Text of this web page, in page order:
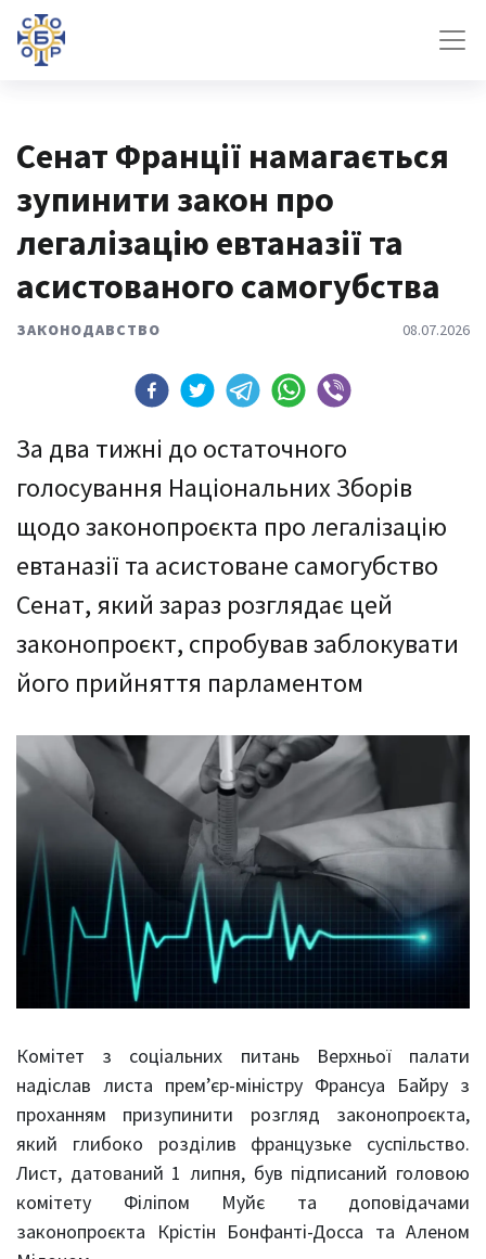
Сенат Франції намагається
зупинити закон про
легалізацію евтаназії та
асистованого самогубства
ЗАКОНОДАВСТВО 08.07.2026
За два тижні до остаточного
голосування Національних Зборів
щодо законопроєкта про легалізацію
евтаназії та асистоване самогубство
Сенат, який зараз розглядає цей
законопроєкт, спробував заблокувати
його прийняття парламентом
Комітет з соціальних питань Верхньої палати
надіслав листа прем’єр-міністру Франсуа Байру з
проханням призупинити розгляд законопроєкта,
який глибоко розділив французьке суспільство.
Лист, датований 1 липня, був підписаний головою
комітету Філіпом Муйє та доповідачами
законопроєкта Крістін Бонфанті-Досса та Аленом